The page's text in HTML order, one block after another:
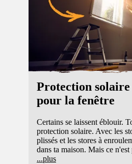
Protection
pour la fenêtre
Certains se laissent éblouir.
protection solaire. Avec les
plissés et les stores à
dans ta maison. Mais ce
...plus